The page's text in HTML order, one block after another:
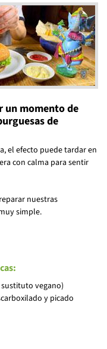
un momento de
de
el efecto puede tardar en
con calma para sentir
nuestras
simple.
sustituto vegano)
y picado